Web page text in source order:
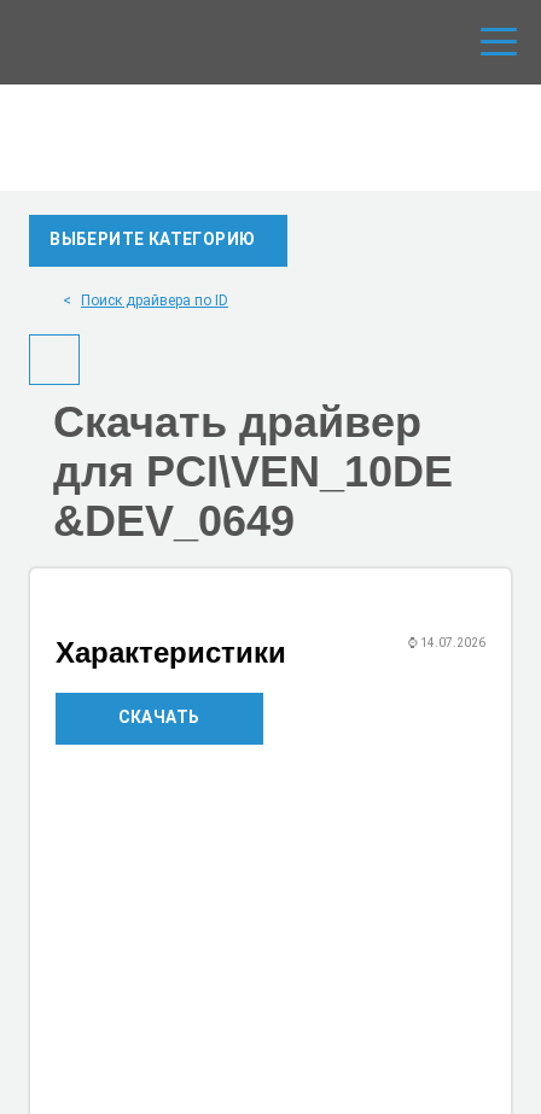
ВЫБЕРИТЕ КАТЕГОРИЮ
Поиск драйвера по ID
Скачать драйвер
для PCI\VEN_10DE
&DEV_0649
⌚ 14.07.2026
Характеристики
СКАЧАТЬ